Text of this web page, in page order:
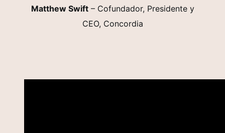
Matthew Swift– Cofundador, Presidente y
CEO, Concordia